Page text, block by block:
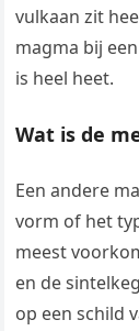
vulkaan zit
magma bij
is heel heet.
Wat is de
Een andere
vorm of het
meest
en de
op een schild